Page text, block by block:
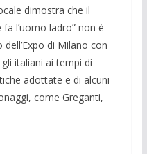
dimostra che il
l’uomo ladro” non è
di Milano con
italiani ai tempi di
adottate e di alcuni
come Greganti,